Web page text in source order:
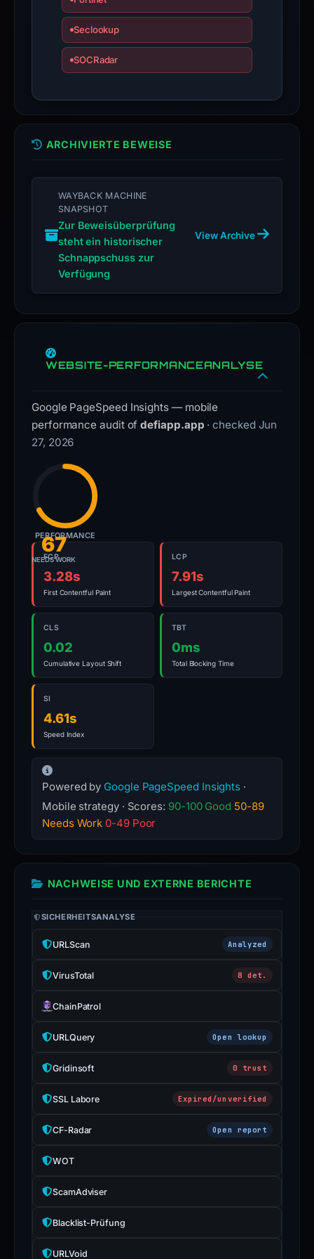
domain;
appeal
report
is
Seclookup
SOCRadar
ARCHIVIERTE BEWEISE
WAYBACK MACHINE
SNAPSHOT
Zur Beweisüberprüfung
steht ein historischer
Schnappschuss zur
Verfügung
View Archive
WEBSITE-PERFORMANCEANALYSE
Google PageSpeed Insights — mobile
performance audit ofdefiapp.app · checked Jun
27, 2026
67
NEEDS WORK
PERFORMANCE
FCP
3.28s
First Contentful Paint
LCP
7.91s
Largest Contentful Paint
CLS
0.02
Cumulative Layout Shift
TBT
0ms
Total Blocking Time
SI
4.61s
Speed Index
Powered by Google PageSpeed Insights ·
Mobile strategy · Scores: 90-100 Good 50-89
Needs Work 0-49 Poor
NACHWEISE UND EXTERNE BERICHTE
SICHERHEITSANALYSE
URLScan Analyzed
VirusTotal 8 det.
ChainPatrol
URLQuery Open lookup
Gridinsoft 0 trust
SSL Labore Expired/unverified
CF-Radar Open report
WOT
ScamAdviser
Blacklist-Prüfung
URLVoid